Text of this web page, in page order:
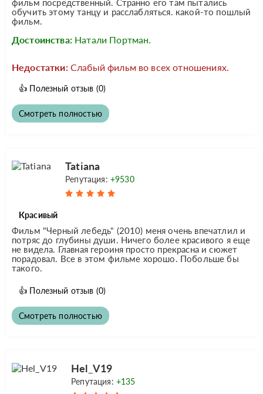
фильм посредственный. Странно его там пытались
обучить этому танцу и расслабляться. какой-то пошлый
фильм.
Достоинства: Натали Портман.
Недостатки: Слабый фильм во всех отношениях.
👍 Полезный отзыв (0)
Смотреть полностью
Tatiana
Репутация: +9530
Красивый
Фильм "Черный лебедь" (2010) меня очень впечатлил и
потряс до глубины души. Ничего более красивого я еще
не видела. Главная героиня просто прекрасна и сюжет
порадовал. Все в этом фильме хорошо. Побольше бы
такого.
👍 Полезный отзыв (0)
Смотреть полностью
Hel_V19
Репутация: +135